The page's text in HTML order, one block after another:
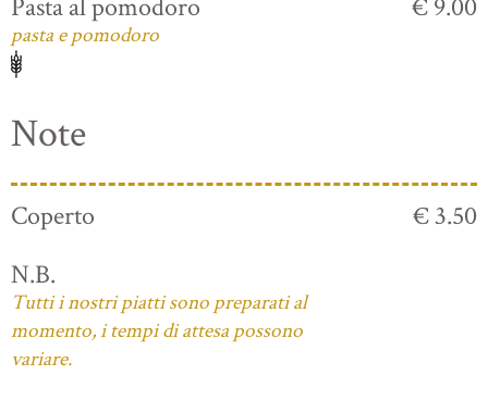
Pasta al pomodoro
pasta e pomodoro
€ 9.00
Note
Coperto
€ 3.50
N.B.
Tutti i nostri piatti sono preparati al
momento, i tempi di attesa possono
variare.